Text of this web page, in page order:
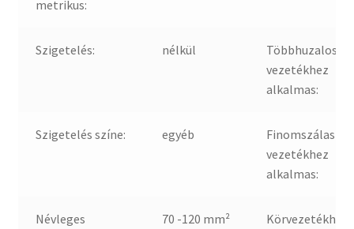
metrikus:
Szigetelés: nélkül
Többhuzalos
vezetékhez
alkalmas:
Szigetelés színe: egyéb
Finomszálas
vezetékhez
alkalmas:
Névleges
70 -120 mm²
Körvezetékhez